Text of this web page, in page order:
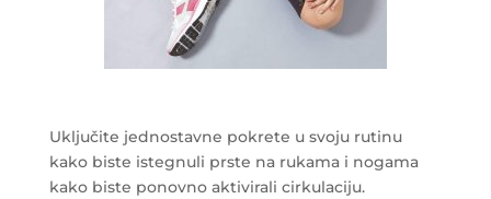
Uključite jednostavne pokrete u svoju rutinu
kako biste istegnuli prste na rukama i nogama
kako biste ponovno aktivirali cirkulaciju.